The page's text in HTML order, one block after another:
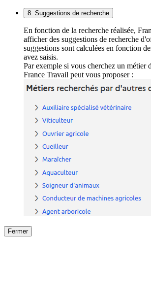
8. Suggestions de recherche
En fonction de la recherche réalisée,
afficher des suggestions de recherche
suggestions sont calculées en fonction
avez saisis.
Par exemple si vous cherchez un métier
France Travail peut vous proposer :
Fermer